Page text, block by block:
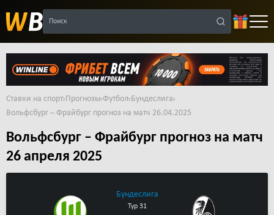
Поиск
Ставки на спорт Прогнозы Футбол Бундеслига
Вольфсбург – Фрайбург прогноз на матч 26.04.2025
Вольфсбург – Фрайбург прогноз на матч
26 апреля 2025
Бундеслига
Тур 31